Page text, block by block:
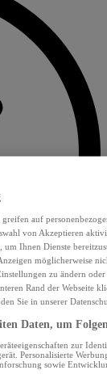
auf
von Akzeptieren
um Ihnen Dienste
möglicherweise
zu ändern
Rand der Webseite
Sie in unserer
Daten, um
zur
Personalisierte
sowie